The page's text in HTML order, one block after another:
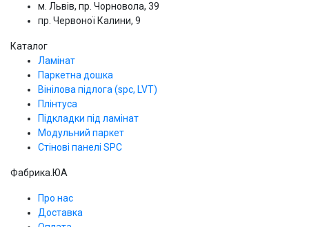
м. Львів, пр. Чорновола, 39
пр. Червоної Калини, 9
Каталог
Ламінат
Паркетна дошка
Вінілова підлога (spc, LVT)
Плінтуса
Підкладки під ламінат
Модульний паркет
Стінові панелі SPС
Фабрика.ЮА
Про нас
Доставка